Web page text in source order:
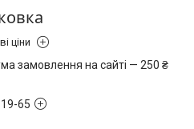
ціни
замовлення на сайті — 250 ₴
65